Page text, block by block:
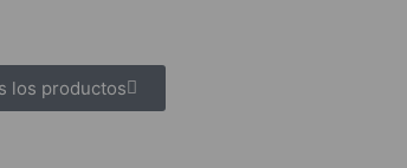
los productos